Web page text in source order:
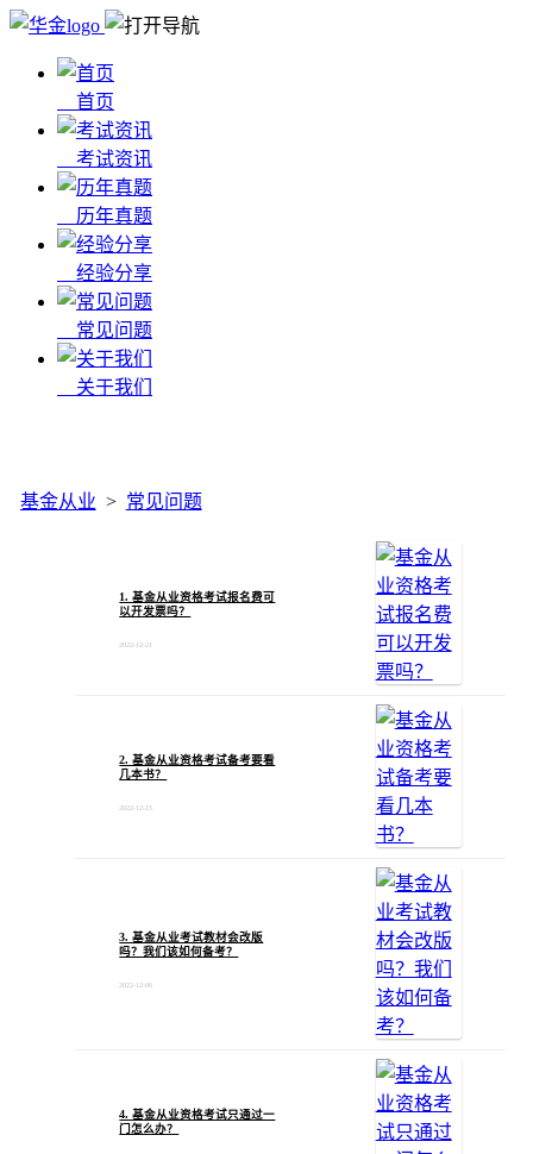
首页
考试资讯
历年真题
经验分享
常见问题
关于我们
基金从业 > 常见问题
1. 基金从业资格考试报名费可
以开发票吗？
2022-12-21
2. 基金从业资格考试备考要看
几本书？
2022-12-15
3. 基金从业考试教材会改版
吗？我们该如何备考？
2022-12-06
4. 基金从业资格考试只通过一
门怎么办？